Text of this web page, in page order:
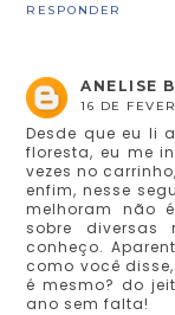
RESPONDER
ANELISE
16 DE
Desde que eu li
floresta, eu me
vezes no
enfim, nesse
melhoram não
sobre diversas
conheço.
como você
é mesmo? do
ano sem falta!